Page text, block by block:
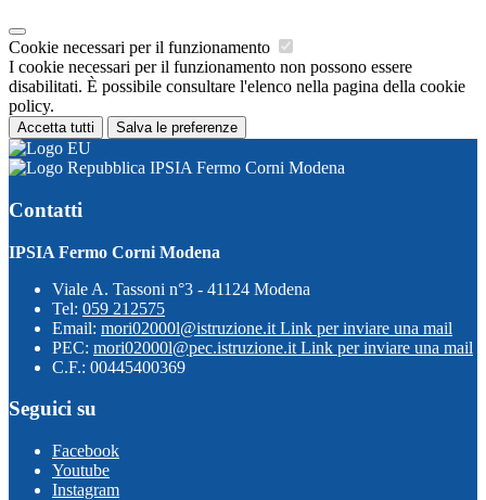
Cookie necessari per il funzionamento
I cookie necessari per il funzionamento non possono essere
disabilitati. È possibile consultare l'elenco nella pagina della cookie
policy.
Accetta tutti Salva le preferenze
IPSIA Fermo Corni Modena
Contatti
IPSIA Fermo Corni Modena
Viale A. Tassoni n°3 - 41124 Modena
Tel: 059 212575
Email: mori02000l@istruzione.it Link per inviare una mail
PEC: mori02000l@pec.istruzione.it Link per inviare una mail
C.F.: 00445400369
Seguici su
Facebook
Youtube
Instagram